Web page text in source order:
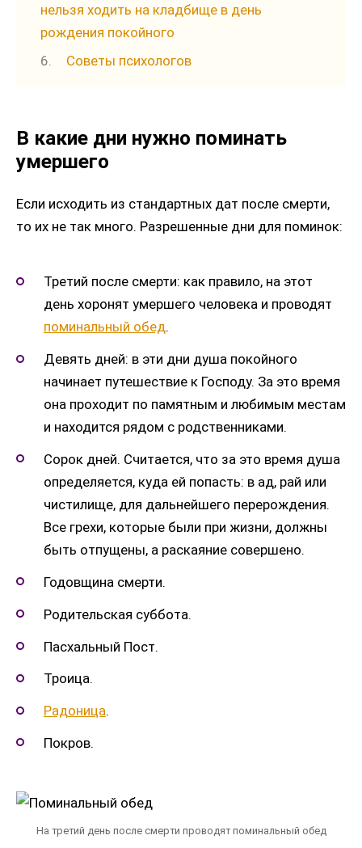
нельзя ходить на кладбище в день
рождения покойного
Советы психологов
В какие дни нужно поминать
умершего
Если исходить из стандартных дат после смерти,
то их не так много. Разрешенные дни для поминок:
Третий после смерти: как правило, на этот
день хоронят умершего человека и проводят
поминальный обед.
Девять дней: в эти дни душа покойного
начинает путешествие к Господу. За это время
она проходит по памятным и любимым местам
и находится рядом с родственниками.
Сорок дней. Считается, что за это время душа
определяется, куда ей попасть: в ад, рай или
чистилище, для дальнейшего перерождения.
Все грехи, которые были при жизни, должны
быть отпущены, а раскаяние совершено.
Годовщина смерти.
Родительская суббота.
Пасхальный Пост.
Троица.
Радоница.
Покров.
На третий день после смерти проводят поминальный обед